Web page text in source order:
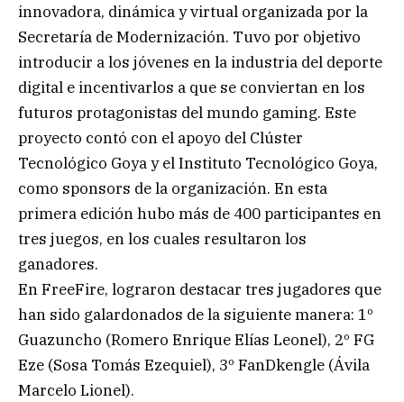
innovadora, dinámica y virtual organizada por la
Secretaría de Modernización. Tuvo por objetivo
introducir a los jóvenes en la industria del deporte
digital e incentivarlos a que se conviertan en los
futuros protagonistas del mundo gaming. Este
proyecto contó con el apoyo del Clúster
Tecnológico Goya y el Instituto Tecnológico Goya,
como sponsors de la organización. En esta
primera edición hubo más de 400 participantes en
tres juegos, en los cuales resultaron los
ganadores.
En FreeFire, lograron destacar tres jugadores que
han sido galardonados de la siguiente manera: 1º
Guazuncho (Romero Enrique Elías Leonel), 2º FG
Eze (Sosa Tomás Ezequiel), 3º FanDkengle (Ávila
Marcelo Lionel).